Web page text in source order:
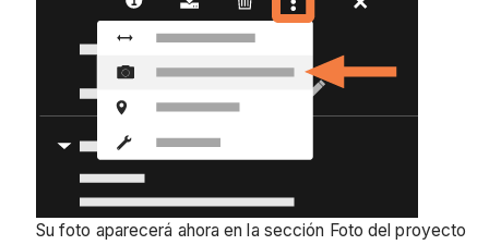
Su foto aparecerá ahora en la sección Foto del proyecto